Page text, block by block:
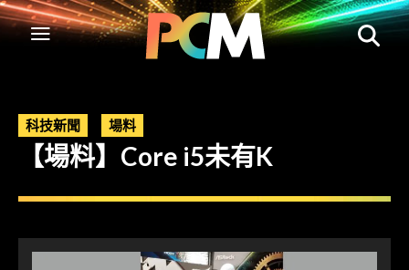
科技新聞 場料
【場料】Core i5未有K